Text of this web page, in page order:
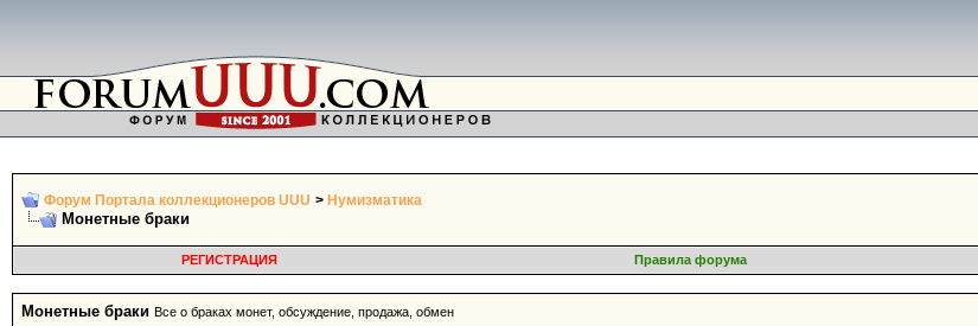
Форум Портала коллекционеров UUU > Нумизматика
Монетные браки
РЕГИСТРАЦИЯ
Правила форума
Монетные браки Все о браках монет, обсуждение, продажа, обмен